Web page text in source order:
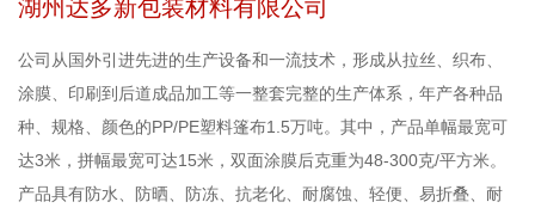
湖州达多新包装材料有限公司
公司从国外引进先进的生产设备和一流技术，形成从拉丝、织布、
涂膜、印刷到后道成品加工等一整套完整的生产体系，年产各种品
种、规格、颜色的PP/PE塑料篷布1.5万吨。其中，产品单幅最宽可
达3米，拼幅最宽可达15米，双面涂膜后克重为48-300克/平方米。
产品具有防水、防晒、防冻、抗老化、耐腐蚀、轻便、易折叠、耐